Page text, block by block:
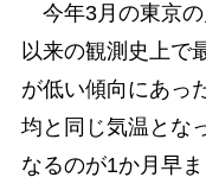
今年3月の東京
以来の観測史上で
が低い傾向にあっ
均と同じ気温とな
なるのが1か月早